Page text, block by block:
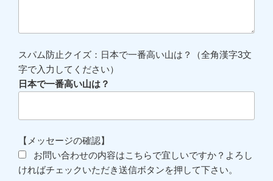
スパム防止クイズ：日本で一番高い山は？（全角漢字3文
字で入力してください）
日本で一番高い山は？
【メッセージの確認】
お問い合わせの内容はこちらで宜しいですか？よろし
ければチェックいただき送信ボタンを押して下さい。